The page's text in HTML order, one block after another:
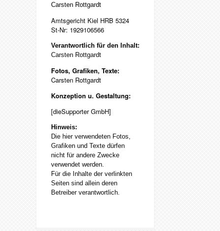
Carsten Rottgardt
Amtsgericht Kiel HRB 5324
St-Nr: 1929106566
Verantwortlich für den Inhalt:
Carsten Rottgardt
Fotos, Grafiken, Texte:
Carsten Rottgardt
Konzeption u. Gestaltung:
[dieSupporter GmbH]
Hinweis:
Die hier verwendeten Fotos,
Grafiken und Texte dürfen
nicht für andere Zwecke
verwendet werden.
Für die Inhalte der verlinkten
Seiten sind allein deren
Betreiber verantwortlich.